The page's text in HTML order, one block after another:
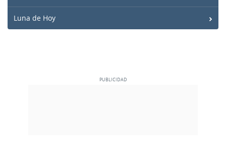
Luna de Hoy